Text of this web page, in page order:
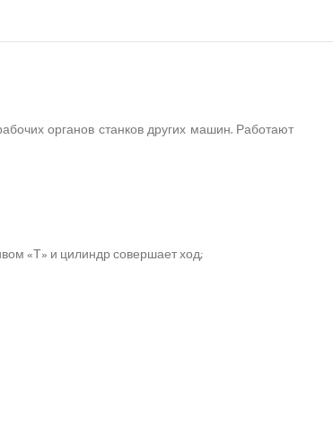
органов станков других машин. Работают
«Т» и цилиндр совершает ход;